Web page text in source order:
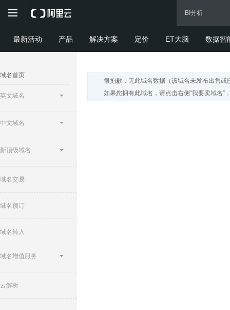
最新活动 产品 解决方案 定价 ET大脑 数据智
域名首页
英文域名
中文域名
新顶级域名
域名交易
域名预订
域名转入
域名增值服务
云解析
很抱歉，无此域名数据（该域名未发布出售或
如果您拥有此域名，请点击右侧“我要卖域名”